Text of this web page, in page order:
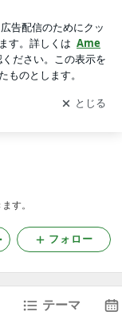
受け取りまし
開く
す。
フォロー
テーマ